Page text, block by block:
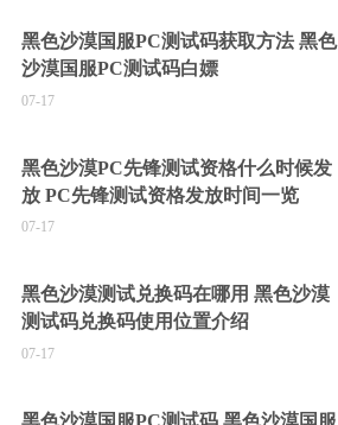
黑色沙漠国服PC测试码获取方法 黑色
沙漠国服PC测试码白嫖
07-17
黑色沙漠PC先锋测试资格什么时候发
放 PC先锋测试资格发放时间一览
07-17
黑色沙漠测试兑换码在哪用 黑色沙漠
测试码兑换码使用位置介绍
07-17
黑色沙漠国服PC测试码 黑色沙漠国服